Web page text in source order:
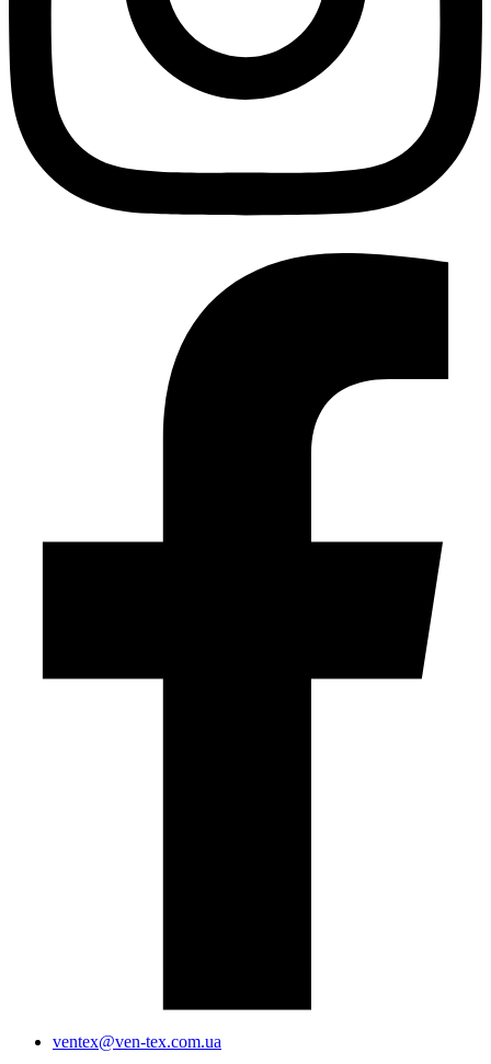
ventex@ven-tex.com.ua